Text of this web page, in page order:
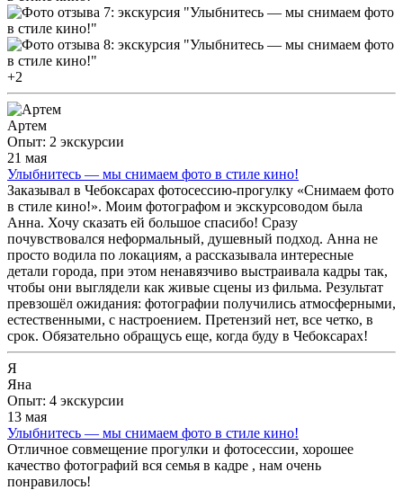
+2
Артем
Опыт: 2 экскурсии
21 мая
Улыбнитесь — мы снимаем фото в стиле кино!
Заказывал в Чебоксарах фотосессию-прогулку «Снимаем фото
в стиле кино!». Моим фотографом и экскурсоводом была
Анна. Хочу сказать ей большое спасибо! Сразу
почувствовался неформальный, душевный подход. Анна не
просто водила по локациям, а рассказывала интересные
детали города, при этом ненавязчиво выстраивала кадры так,
чтобы они выглядели как живые сцены из фильма. Результат
превзошёл ожидания: фотографии получились атмосферными,
естественными, с настроением. Претензий нет, все четко, в
срок. Обязательно обращусь еще, когда буду в Чебоксарах!
Я
Яна
Опыт: 4 экскурсии
13 мая
Улыбнитесь — мы снимаем фото в стиле кино!
Отличное совмещение прогулки и фотосессии, хорошее
качество фотографий вся семья в кадре , нам очень
понравилось!